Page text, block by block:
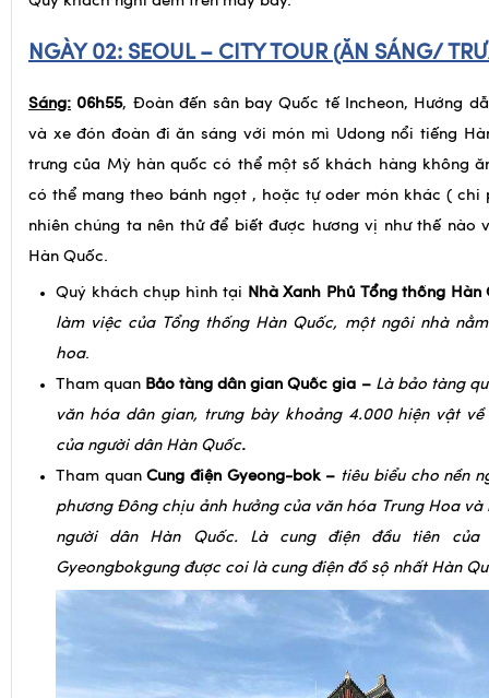
Quý khách nghỉ đêm trên máy bay.
NGÀY 02:SEOUL – CITY TOUR (ĂN SÁNG/
Sáng: 06h55, Đoàn đến sân bay Quốc tế Incheon, Hướng
và xe đón đoàn đi ăn sáng với món mì Udong nổi tiếng
trưng của Mỳ hàn quốc có thể một số khách hàng không
có thể mang theo bánh ngọt , hoặc tự oder món khác ( chi
nhiên chúng ta nên thử để biết được hương vị như thế nào
Hàn Quốc.
Quý khách chụp hình tại Nhà Xanh Phủ Tổng thống
làm việc của Tổng thống Hàn Quốc, một ngôi nhà
hoa.
Tham quan Bảo tàng dân gian Quốc gia – Là bảo tàng
văn hóa dân gian, trưng bày khoảng 4.000 hiện vật
của người dân Hàn Quốc.
Tham quan Cung điện Gyeong-bok – tiêu biểu cho nền
phương Đông chịu ảnh hưởng của văn hóa Trung Hoa và
người dân Hàn Quốc. Là cung điện đầu tiên của
Gyeongbokgung được coi là cung điện đồ sộ nhất Hàn